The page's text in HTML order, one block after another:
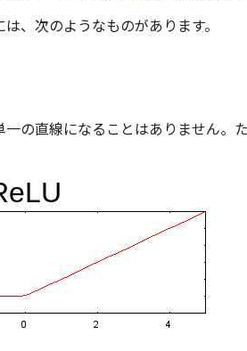
、次のようなものがあります。
の直線になることはありません。